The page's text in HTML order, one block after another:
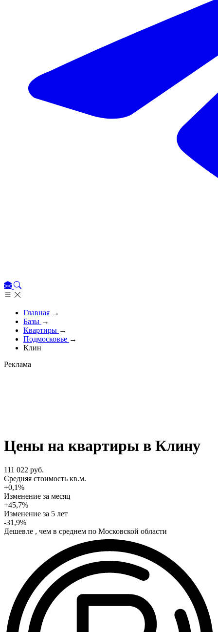
Главная →
Базы →
Квартиры →
Подмосковье →
Клин
Реклама
Цены на квартиры в Клину
111 022 руб.
Cредняя стоимость кв.м.
+0,1%
Изменение за месяц
+45,7%
Изменение за 5 лет
-31,9%
Дешевле , чем в среднем по Московской области